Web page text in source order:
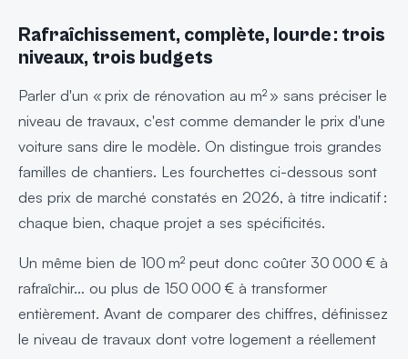
Rafraîchissement, complète, lourde : trois
niveaux, trois budgets
Parler d'un « prix de rénovation au m² » sans préciser le
niveau de travaux, c'est comme demander le prix d'une
voiture sans dire le modèle. On distingue trois grandes
familles de chantiers. Les fourchettes ci-dessous sont
des prix de marché constatés en 2026, à titre indicatif :
chaque bien, chaque projet a ses spécificités.
Un même bien de 100 m² peut donc coûter 30 000 € à
rafraîchir… ou plus de 150 000 € à transformer
entièrement. Avant de comparer des chiffres, définissez
le niveau de travaux dont votre logement a réellement